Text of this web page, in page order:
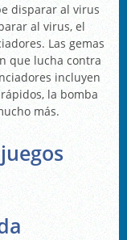
disparar al virus
al virus, el
Las gemas
que lucha contra
incluyen
la bomba
más.